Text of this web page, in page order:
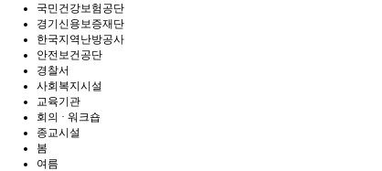
국민건강보험공단
경기신용보증재단
한국지역난방공사
안전보건공단
경찰서
사회복지시설
교육기관
회의 · 워크숍
종교시설
봄
여름